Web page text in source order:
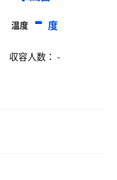
温度 -度
収容人数： -